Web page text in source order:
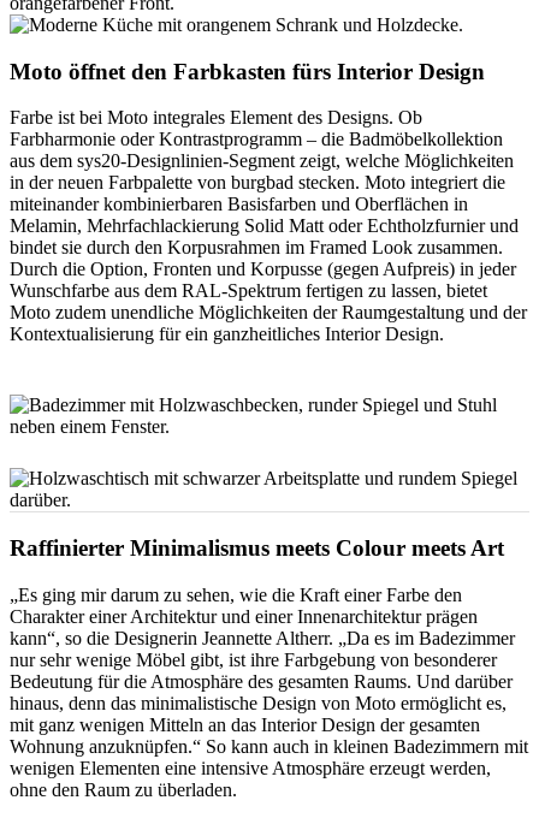
Moto öffnet den Farbkasten fürs Interior Design
Farbe ist bei Moto integrales Element des Designs. Ob
Farbharmonie oder Kontrastprogramm – die Badmöbelkollektion
aus dem sys20-Designlinien-Segment zeigt, welche Möglichkeiten
in der neuen Farbpalette von burgbad stecken. Moto integriert die
miteinander kombinierbaren Basisfarben und Oberflächen in
Melamin, Mehrfachlackierung Solid Matt oder Echtholzfurnier und
bindet sie durch den Korpusrahmen im Framed Look zusammen.
Durch die Option, Fronten und Korpusse (gegen Aufpreis) in jeder
Wunschfarbe aus dem RAL-Spektrum fertigen zu lassen, bietet
Moto zudem unendliche Möglichkeiten der Raumgestaltung und der
Kontextualisierung für ein ganzheitliches Interior Design.
Raffinierter Minimalismus meets Colour meets Art
„Es ging mir darum zu sehen, wie die Kraft einer Farbe den
Charakter einer Architektur und einer Innenarchitektur prägen
kann“, so die Designerin Jeannette Altherr. „Da es im Badezimmer
nur sehr wenige Möbel gibt, ist ihre Farbgebung von besonderer
Bedeutung für die Atmosphäre des gesamten Raums. Und darüber
hinaus, denn das minimalistische Design von Moto ermöglicht es,
mit ganz wenigen Mitteln an das Interior Design der gesamten
Wohnung anzuknüpfen.“ So kann auch in kleinen Badezimmern mit
wenigen Elementen eine intensive Atmosphäre erzeugt werden,
ohne den Raum zu überladen.